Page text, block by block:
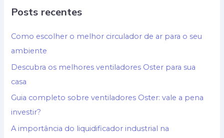
Posts recentes
Como escolher o melhor circulador de ar para o seu
ambiente
Descubra os melhores ventiladores Oster para sua
casa
Guia completo sobre ventiladores Oster: vale a pena
investir?
A importância do liquidificador industrial na